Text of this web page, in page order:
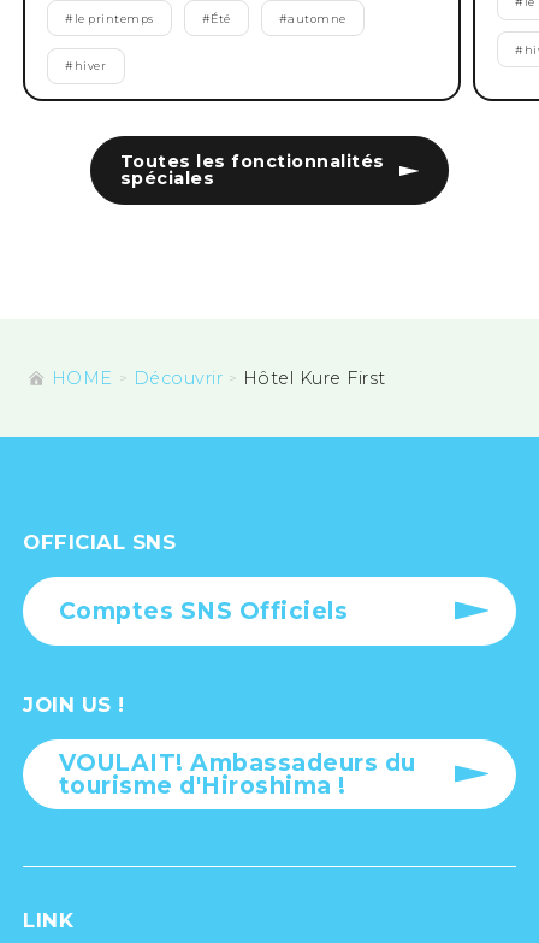
Toutes les fonctionnalités
spéciales
# le printemps #Été #automne
# hiver
#
HOME Découvrir Hôtel Kure First
OFFICIAL SNS
Comptes SNS Officiels
JOIN US !
VOULAIT! Ambassadeurs du
tourisme d'Hiroshima !
LINK